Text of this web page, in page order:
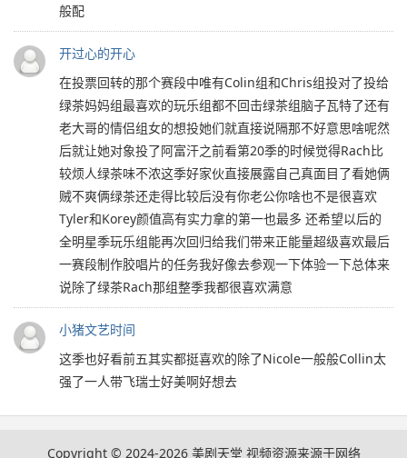
般配
开过心的开心
在投票回转的那个赛段中唯有Colin组和Chris组投对了投给
绿茶妈妈组最喜欢的玩乐组都不回击绿茶组脑子瓦特了还有
老大哥的情侣组女的想投她们就直接说隔那不好意思啥呢然
后就让她对象投了阿富汗之前看第20季的时候觉得Rach比
较烦人绿茶味不浓这季好家伙直接展露自己真面目了看她俩
贼不爽俩绿茶还走得比较后没有你老公你啥也不是很喜欢
Tyler和Korey颜值高有实力拿的第一也最多 还希望以后的
全明星季玩乐组能再次回归给我们带来正能量超级喜欢最后
一赛段制作胶唱片的任务我好像去参观一下体验一下总体来
说除了绿茶Rach那组整季我都很喜欢满意
小猪文艺时间
这季也好看前五其实都挺喜欢的除了Nicole一般般Collin太
强了一人带飞瑞士好美啊好想去
Copyright © 2024-2026 美剧天堂 视频资源来源于网络